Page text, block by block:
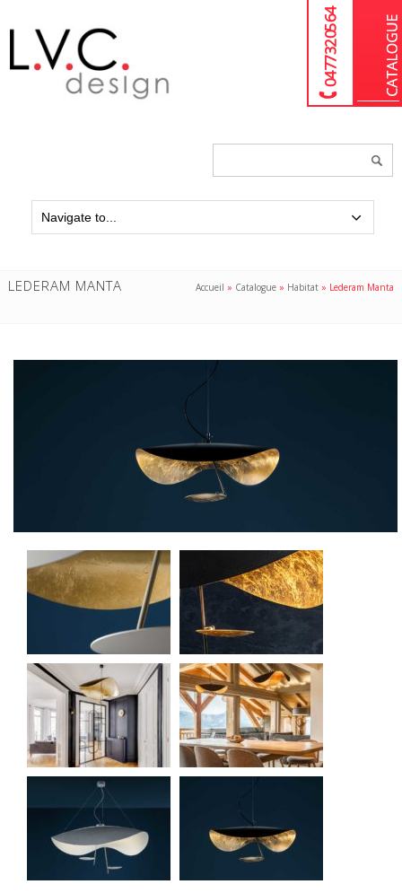
04 77 32 05 64
LEDERAM MANTA Accueil » Catalogue » Habitat » Lederam Manta